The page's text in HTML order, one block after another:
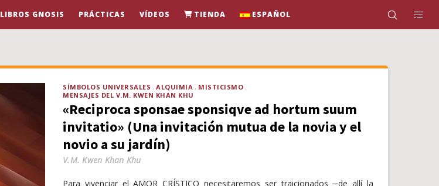
LIBROS GNOSIS PRÁCTICAS VÍDEOS TIENDA ESPAÑOL
SÍMBOLOS UNIVERSALES ALQUIMIA
MISTICISMO
MENSAJES DEL V.M. KWEN KHAN KHU
«Reciproca sponsae sponsiqve ad hortum suum
invitatio» (Una invitación mutua de la novia y el
novio a su jardín)
V.M. Kwen Khan Khu
Para vivenciar el AMOR CRÍSTICO necesitaremos ser traicionados ─de allí la